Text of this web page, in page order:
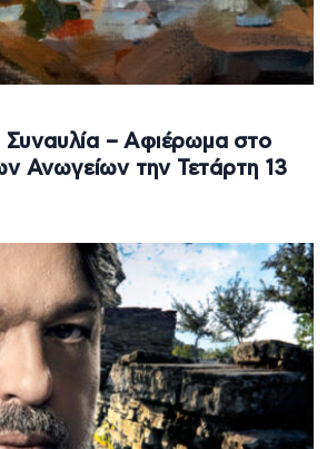
– Αφιέρωμα στο
Ανωγείων την Τετάρτη 13